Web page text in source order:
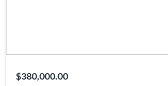
$380,000.00